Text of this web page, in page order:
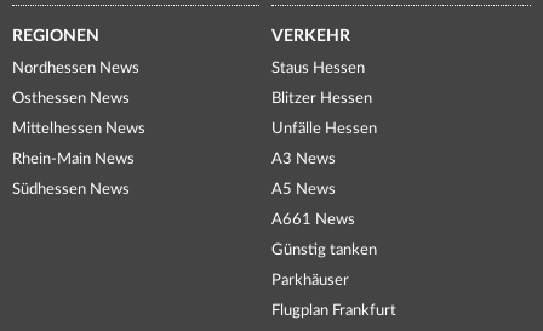
REGIONEN
Nordhessen News
Osthessen News
Mittelhessen News
Rhein-Main News
Südhessen News
VERKEHR
Staus Hessen
Blitzer Hessen
Unfälle Hessen
A3 News
A5 News
A661 News
Günstig tanken
Parkhäuser
Flugplan Frankfurt